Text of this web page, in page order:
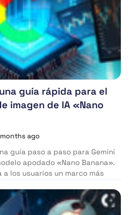
guía rápida para el
imagen de IA «Nano
months ago
guía paso a paso para Gemini
apodado «Nano Banana».
a los usuarios un marco más